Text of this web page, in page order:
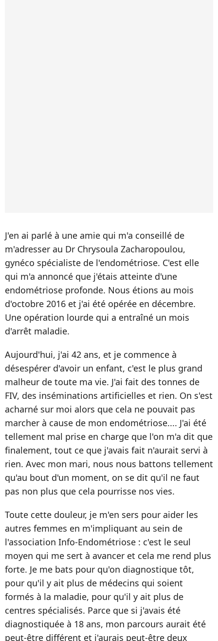
J'en ai parlé à une amie qui m'a conseillé de
m'adresser au Dr Chrysoula Zacharopoulou,
gynéco spécialiste de l'endométriose. C'est elle
qui m'a annoncé que j'étais atteinte d'une
endométriose profonde. Nous étions au mois
d'octobre 2016 et j'ai été opérée en décembre.
Une opération lourde qui a entraîné un mois
d'arrêt maladie.
Aujourd'hui, j'ai 42 ans, et je commence à
désespérer d'avoir un enfant, c'est le plus grand
malheur de toute ma vie. J'ai fait des tonnes de
FIV, des inséminations artificielles et rien. On s'est
acharné sur moi alors que cela ne pouvait pas
marcher à cause de mon endométriose.... J'ai été
tellement mal prise en charge que l'on m'a dit que
finalement, tout ce que j'avais fait n'aurait servi à
rien. Avec mon mari, nous nous battons tellement
qu'au bout d'un moment, on se dit qu'il ne faut
pas non plus que cela pourrisse nos vies.
Toute cette douleur, je m'en sers pour aider les
autres femmes en m'impliquant au sein de
l'association Info-Endométriose : c'est le seul
moyen qui me sert à avancer et cela me rend plus
forte. Je me bats pour qu'on diagnostique tôt,
pour qu'il y ait plus de médecins qui soient
formés à la maladie, pour qu'il y ait plus de
centres spécialisés. Parce que si j'avais été
diagnostiquée à 18 ans, mon parcours aurait été
peut-être différent et j'aurais peut-être deux